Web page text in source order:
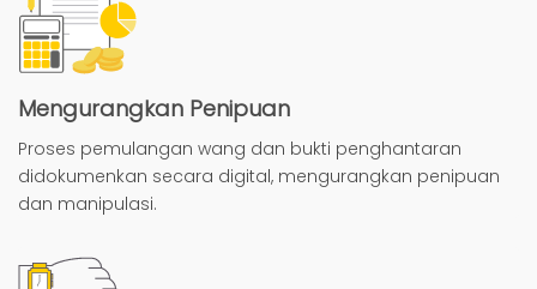
Mengurangkan Penipuan
Proses pemulangan wang dan bukti penghantaran
didokumenkan secara digital, mengurangkan penipuan
dan manipulasi.